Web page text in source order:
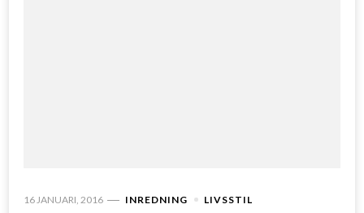
16 JANUARI, 2016 INREDNING LIVSSTIL